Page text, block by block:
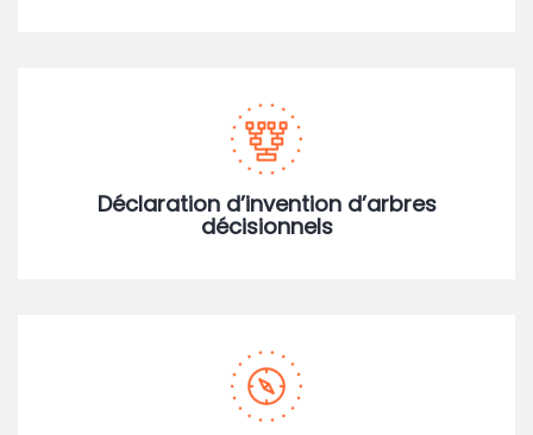
Déclaration d’invention d’arbres
décisionnels